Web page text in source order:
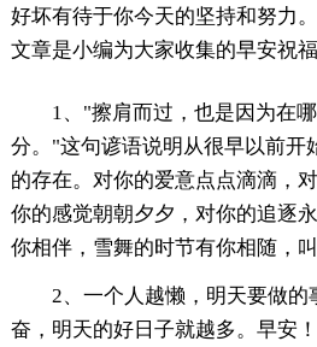
好坏有待于你今天的坚持和努力
文章是小编为大家收集的早安祝
1、"擦肩而过，也是因为在
分。"这句谚语说明从很早以前开
的存在。对你的爱意点点滴滴，
你的感觉朝朝夕夕，对你的追逐
你相伴，雪舞的时节有你相随，
2、一个人越懒，明天要做的
奋，明天的好日子就越多。早安！